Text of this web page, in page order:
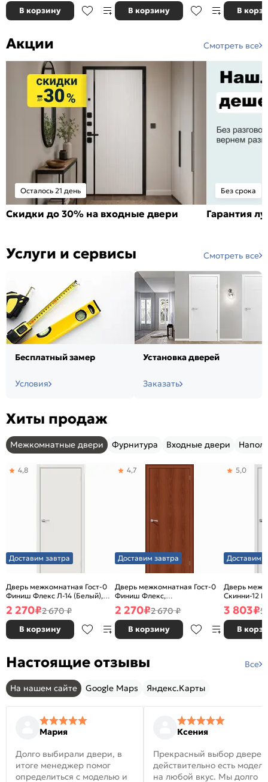
В корзину В корзину В
Акции Смотреть все
Осталось 21 день
Скидки до 30% на входные двери
Без срока
Гарантия
Услуги и сервисы Смотреть все
Бесплатный замер
Условия
Установка дверей
Заказать
Хиты продаж
Межкомнатные двери Фурнитура Входные двери
Доставим завтра
Дверь межкомнатная Гост-0
Финиш Флекс Л-14 (Белый),
глухая, каркасно-щитовая
4,8
2 270₽2 670 ₽
В корзину
Доставим завтра
Дверь межкомнатная Гост-0
Финиш Флекс,
Ламинированные Л-11
(ИталОрех), глухая, каркасно-
щитовая
4,7
2 270₽2 670 ₽
В корзину
Доставим
Дверь
Скинни-12
глухая,
5,0
3 803₽5
В
Настоящие отзывы Все
На нашем сайте Google Maps Яндекс.Карты
Мария
Долго выбирали двери, в
итоге менеджер помог
определиться с моделью и
Ксения
Прекрасный выбор
действительно есть модели
на любой вкус. Мы долго